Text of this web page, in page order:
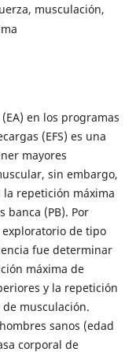
musculación,
en los programas
(EFS) es una
mayores
sin embargo,
repetición máxima
banca (PB). Por
de tipo
fue determinar
máxima de
y la repetición
musculación.
sanos (edad
corporal de